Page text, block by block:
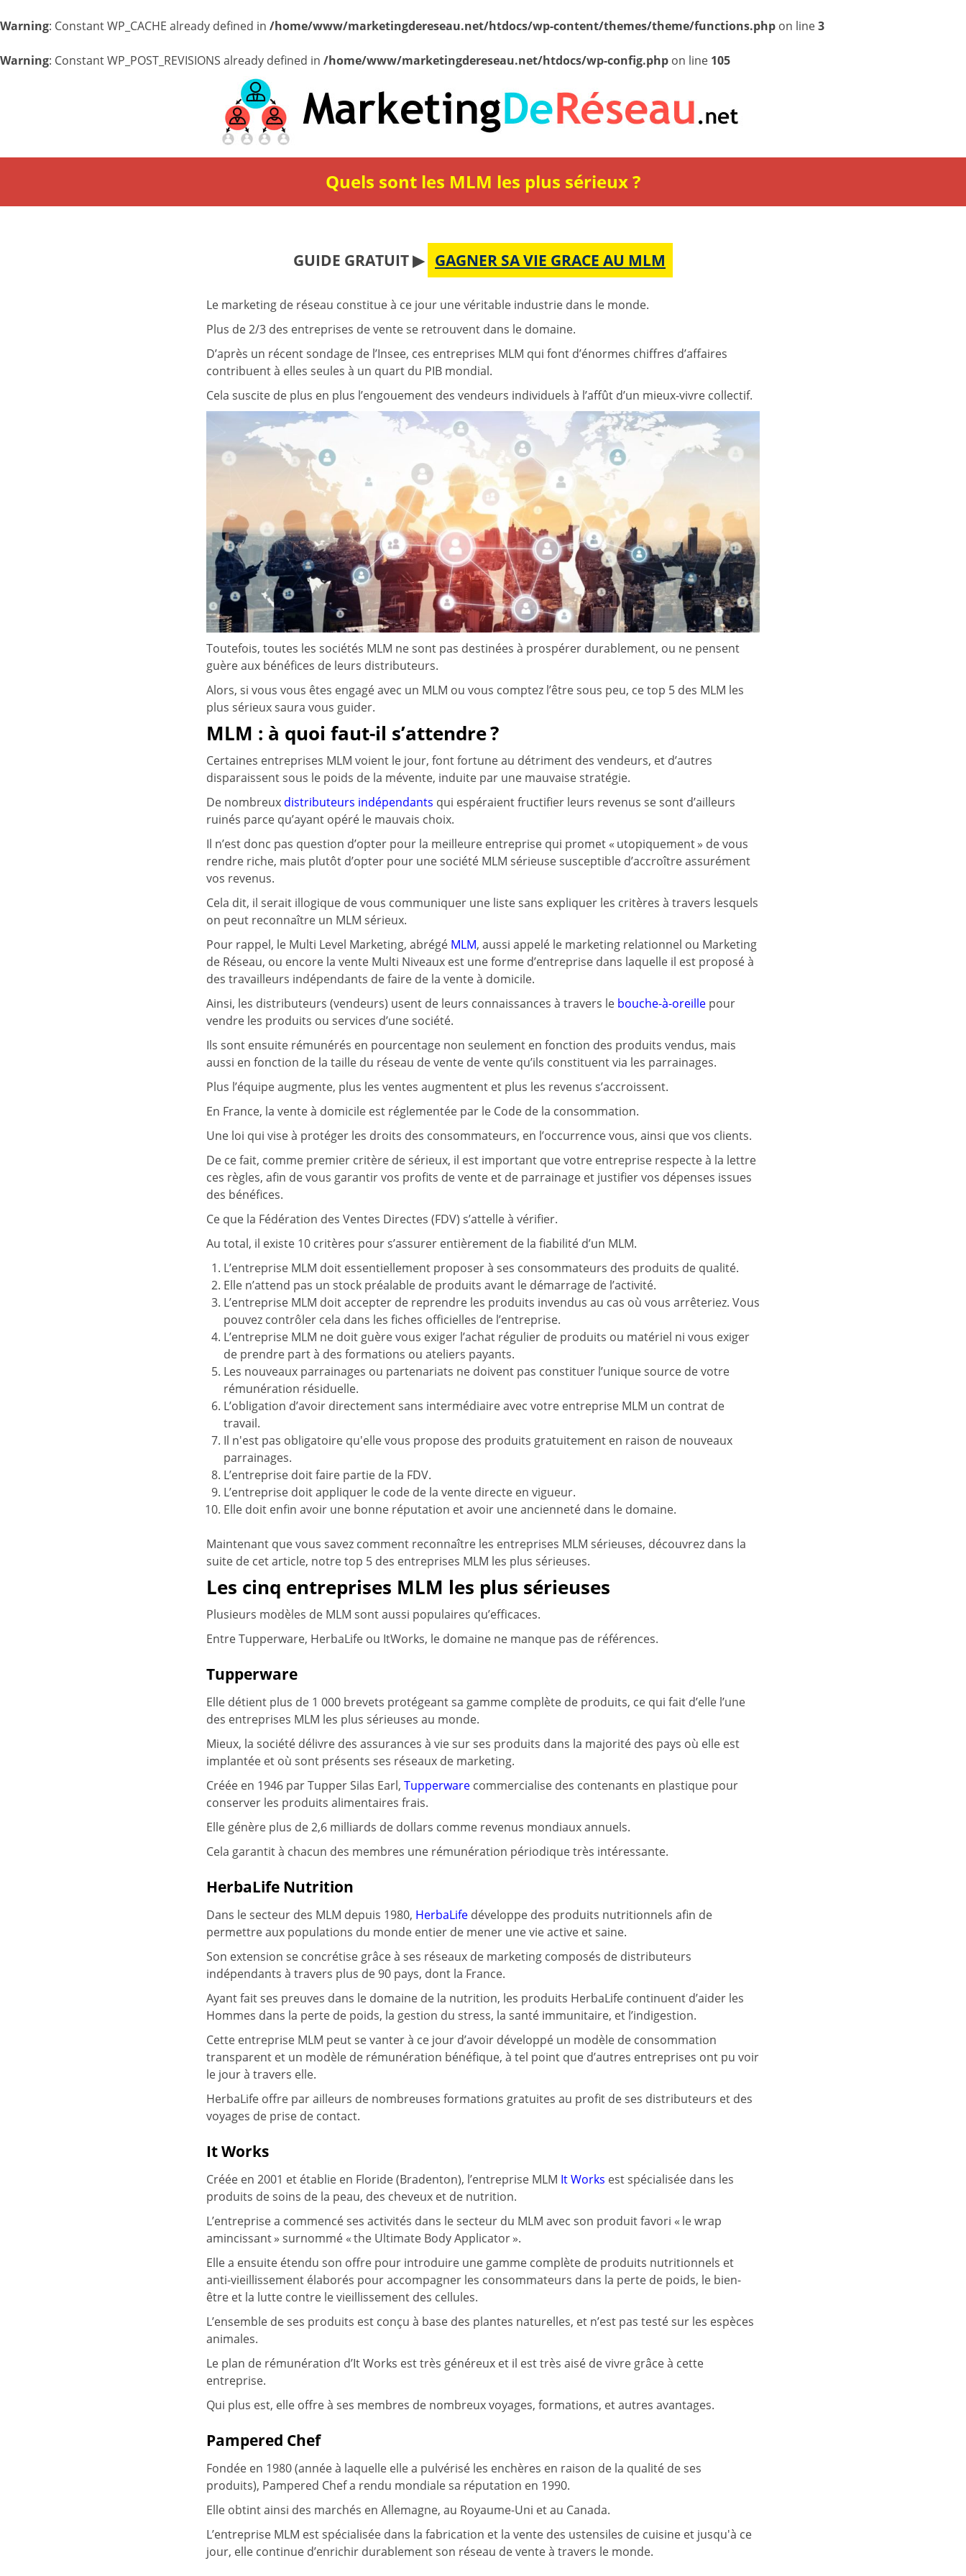
Warning: Constant WP_CACHE already defined in /home/www/marketingdereseau.net/htdocs/wp-content/themes/theme/functions.php on line3
Warning: Constant WP_POST_REVISIONS already defined in /home/www/marketingdereseau.net/htdocs/wp-config.php on line 105
Quels sont les MLM les plus sérieux ?
GUIDE GRATUIT ▶ GAGNER SA VIE GRACE AU MLM
Le marketing de réseau constitue à ce jour une véritable industrie dans le monde.
Plus de 2/3 des entreprises de vente se retrouvent dans le domaine.
D’après un récent sondage de l’Insee, ces entreprises MLM qui font d’énormes chiffres d’affaires
contribuent à elles seules à un quart du PIB mondial.
Cela suscite de plus en plus l’engouement des vendeurs individuels à l’affût d’un mieux-vivre collectif.
Toutefois, toutes les sociétés MLM ne sont pas destinées à prospérer durablement, ou ne pensent
guère aux bénéfices de leurs distributeurs.
Alors, si vous vous êtes engagé avec un MLM ou vous comptez l’être sous peu, ce top 5 des MLM les
plus sérieux saura vous guider.
MLM : à quoi faut-il s’attendre ?
Certaines entreprises MLM voient le jour, font fortune au détriment des vendeurs, et d’autres
disparaissent sous le poids de la mévente, induite par une mauvaise stratégie.
De nombreux distributeurs indépendants qui espéraient fructifier leurs revenus se sont d’ailleurs
ruinés parce qu’ayant opéré le mauvais choix.
Il n’est donc pas question d’opter pour la meilleure entreprise qui promet « utopiquement » de vous
rendre riche, mais plutôt d’opter pour une société MLM sérieuse susceptible d’accroître assurément
vos revenus.
Cela dit, il serait illogique de vous communiquer une liste sans expliquer les critères à travers lesquels
on peut reconnaître un MLM sérieux.
Pour rappel, le Multi Level Marketing, abrégé MLM, aussi appelé le marketing relationnel ou Marketing
de Réseau, ou encore la vente Multi Niveaux est une forme d’entreprise dans laquelle il est proposé à
des travailleurs indépendants de faire de la vente à domicile.
Ainsi, les distributeurs (vendeurs) usent de leurs connaissances à travers le bouche-à-oreille pour
vendre les produits ou services d’une société.
Ils sont ensuite rémunérés en pourcentage non seulement en fonction des produits vendus, mais
aussi en fonction de la taille du réseau de vente de vente qu’ils constituent via les parrainages.
Plus l’équipe augmente, plus les ventes augmentent et plus les revenus s’accroissent.
En France, la vente à domicile est réglementée par le Code de la consommation.
Une loi qui vise à protéger les droits des consommateurs, en l’occurrence vous, ainsi que vos clients.
De ce fait, comme premier critère de sérieux, il est important que votre entreprise respecte à la lettre
ces règles, afin de vous garantir vos profits de vente et de parrainage et justifier vos dépenses issues
des bénéfices.
Ce que la Fédération des Ventes Directes (FDV) s’attelle à vérifier.
Au total, il existe 10 critères pour s’assurer entièrement de la fiabilité d’un MLM.
L’entreprise MLM doit essentiellement proposer à ses consommateurs des produits de qualité.
Elle n’attend pas un stock préalable de produits avant le démarrage de l’activité.
L’entreprise MLM doit accepter de reprendre les produits invendus au cas où vous arrêteriez. Vous
pouvez contrôler cela dans les fiches officielles de l’entreprise.
L’entreprise MLM ne doit guère vous exiger l’achat régulier de produits ou matériel ni vous exiger
de prendre part à des formations ou ateliers payants.
Les nouveaux parrainages ou partenariats ne doivent pas constituer l’unique source de votre
rémunération résiduelle.
L’obligation d’avoir directement sans intermédiaire avec votre entreprise MLM un contrat de
travail.
Il n'est pas obligatoire qu'elle vous propose des produits gratuitement en raison de nouveaux
parrainages.
L’entreprise doit faire partie de la FDV.
L’entreprise doit appliquer le code de la vente directe en vigueur.
Elle doit enfin avoir une bonne réputation et avoir une ancienneté dans le domaine.
Maintenant que vous savez comment reconnaître les entreprises MLM sérieuses, découvrez dans la
suite de cet article, notre top 5 des entreprises MLM les plus sérieuses.
Les cinq entreprises MLM les plus sérieuses
Plusieurs modèles de MLM sont aussi populaires qu’efficaces.
Entre Tupperware, HerbaLife ou ItWorks, le domaine ne manque pas de références.
Tupperware
Elle détient plus de 1 000 brevets protégeant sa gamme complète de produits, ce qui fait d’elle l’une
des entreprises MLM les plus sérieuses au monde.
Mieux, la société délivre des assurances à vie sur ses produits dans la majorité des pays où elle est
implantée et où sont présents ses réseaux de marketing.
Créée en 1946 par Tupper Silas Earl, Tupperware commercialise des contenants en plastique pour
conserver les produits alimentaires frais.
Elle génère plus de 2,6 milliards de dollars comme revenus mondiaux annuels.
Cela garantit à chacun des membres une rémunération périodique très intéressante.
HerbaLife Nutrition
Dans le secteur des MLM depuis 1980, HerbaLife développe des produits nutritionnels afin de
permettre aux populations du monde entier de mener une vie active et saine.
Son extension se concrétise grâce à ses réseaux de marketing composés de distributeurs
indépendants à travers plus de 90 pays, dont la France.
Ayant fait ses preuves dans le domaine de la nutrition, les produits HerbaLife continuent d’aider les
Hommes dans la perte de poids, la gestion du stress, la santé immunitaire, et l’indigestion.
Cette entreprise MLM peut se vanter à ce jour d’avoir développé un modèle de consommation
transparent et un modèle de rémunération bénéfique, à tel point que d’autres entreprises ont pu voir
le jour à travers elle.
HerbaLife offre par ailleurs de nombreuses formations gratuites au profit de ses distributeurs et des
voyages de prise de contact.
It Works
Créée en 2001 et établie en Floride (Bradenton), l’entreprise MLM It Works est spécialisée dans les
produits de soins de la peau, des cheveux et de nutrition.
L’entreprise a commencé ses activités dans le secteur du MLM avec son produit favori « le wrap
amincissant » surnommé « the Ultimate Body Applicator ».
Elle a ensuite étendu son offre pour introduire une gamme complète de produits nutritionnels et
anti-vieillissement élaborés pour accompagner les consommateurs dans la perte de poids, le bien-
être et la lutte contre le vieillissement des cellules.
L’ensemble de ses produits est conçu à base des plantes naturelles, et n’est pas testé sur les espèces
animales.
Le plan de rémunération d’It Works est très généreux et il est très aisé de vivre grâce à cette
entreprise.
Qui plus est, elle offre à ses membres de nombreux voyages, formations, et autres avantages.
Pampered Chef
Fondée en 1980 (année à laquelle elle a pulvérisé les enchères en raison de la qualité de ses
produits), Pampered Chef a rendu mondiale sa réputation en 1990.
Elle obtint ainsi des marchés en Allemagne, au Royaume-Uni et au Canada.
L’entreprise MLM est spécialisée dans la fabrication et la vente des ustensiles de cuisine et jusqu'à ce
jour, elle continue d’enrichir durablement son réseau de vente à travers le monde.